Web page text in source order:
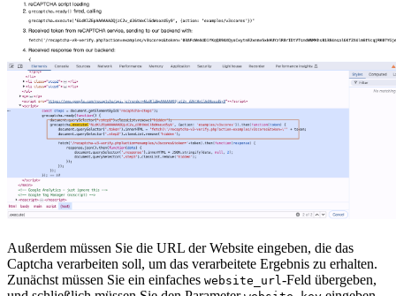
Außerdem müssen Sie die URL der Website eingeben, die das
Captcha verarbeiten soll, um das verarbeitete Ergebnis zu erhalten.
Zunächst müssen Sie ein einfaches website_url -Feld übergeben,